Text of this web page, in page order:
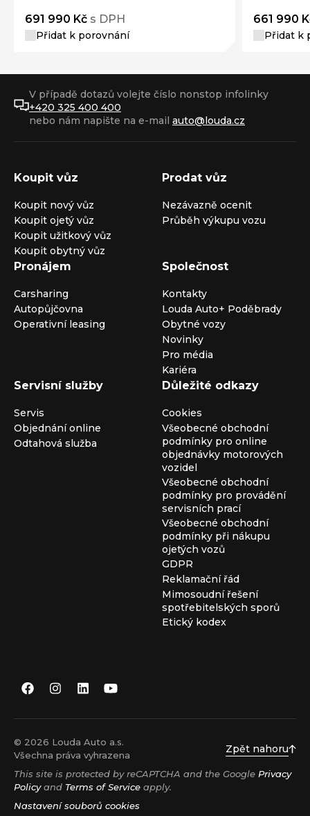
691 990 Kč s DPH
Přidat k porovnání
661 990
Přidat k
V případě dotazů volejte číslo nonstop infolinky
+420 325 400 400
nebo nám napište na e-mail auto@louda.cz
Koupit vůz
Koupit nový vůz
Koupit ojetý vůz
Koupit užitkový vůz
Koupit obytný vůz
Prodat vůz
Nezávazně ocenit
Průběh výkupu vozu
Pronájem
Carsharing
Autopůjčovna
Operativní leasing
Společnost
Kontakty
Louda Auto+ Poděbrady
Obytné vozy
Novinky
Pro média
Kariéra
Servisní služby
Servis
Objednání online
Odtahová služba
Důležité odkazy
Cookies
Všeobecné obchodní
podmínky pro online
objednávky motorových
vozidel
Všeobecné obchodní
podmínky pro provádění
servisních prací
Všeobecné obchodní
podmínky při nákupu
ojetých vozů
GDPR
Reklamační řád
Mimosoudní řešení
spotřebitelských sporů
Etický kodex
© 2026 Louda Auto a.s.
Všechna práva vyhrazena
Zpět nahoru
This site is protected by reCAPTCHA and the Google Privacy
Policyand Terms of Service apply.
Nastavení souborů cookies